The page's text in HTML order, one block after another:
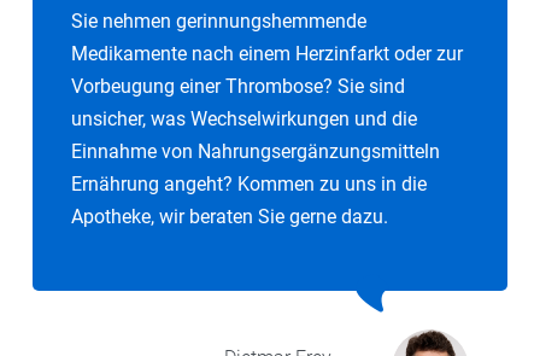
Sie nehmen gerinnungshemmende
Medikamente nach einem Herzinfarkt oder zur
Vorbeugung einer Thrombose? Sie sind
unsicher, was Wechselwirkungen und die
Einnahme von Nahrungsergänzungsmitteln
Ernährung angeht? Kommen zu uns in die
Apotheke, wir beraten Sie gerne dazu.